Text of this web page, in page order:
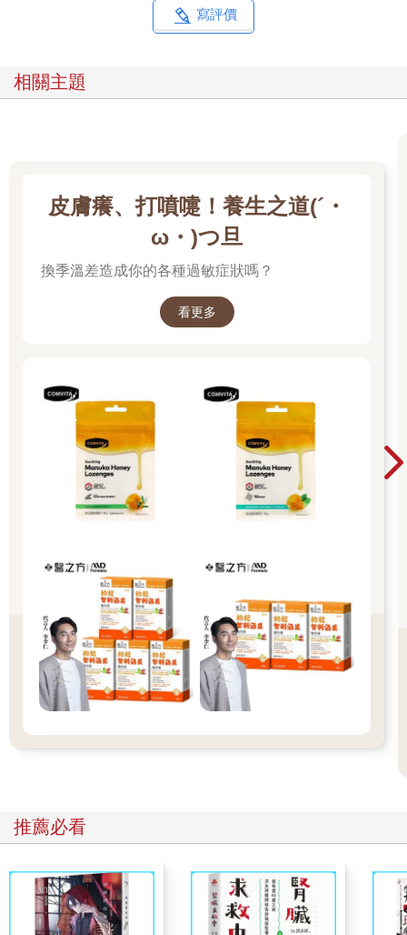
寫評價
相關主題
皮膚癢、打噴嚏！養生之道(´・
ω・)つ旦
換季溫差造成你的各種過敏症狀嗎？
看更多
推薦必看